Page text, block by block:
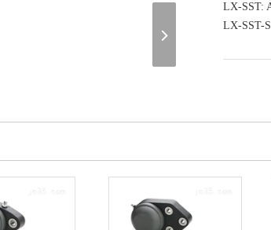
LX-SST:
LX-SST-
（联系